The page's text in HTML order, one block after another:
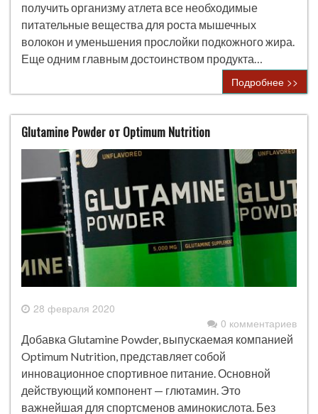
получить организму атлета все необходимые
питательные вещества для роста мышечных
волокон и уменьшения прослойки подкожного жира.
Еще одним главным достоинством продукта…
Подробнее >>
Glutamine Powder от Optimum Nutrition
28 февраля 2020
0 комментариев
Добавка Glutamine Powder, выпускаемая компанией
Optimum Nutrition, представляет собой
инновационное спортивное питание. Основной
действующий компонент — глютамин. Это
важнейшая для спортсменов аминокислота. Без